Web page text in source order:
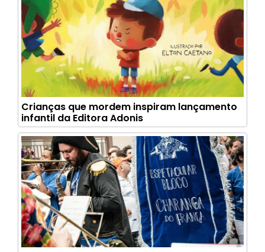
Crianças que mordem inspiram lançamento
infantil da Editora Adonis